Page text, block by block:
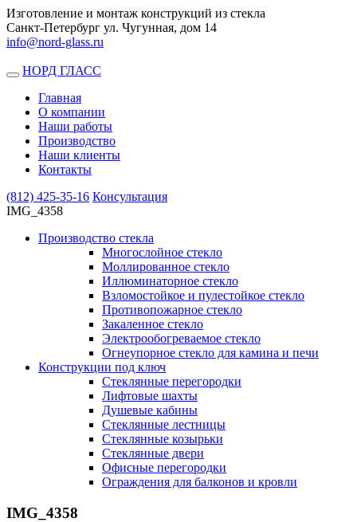
Изготовление и монтаж конструкций из стекла
Санкт-Петербург ул. Чугунная, дом 14
info@nord-glass.ru
Toggle
navigation
НОРД ГЛАСС
Главная
О компании
Наши работы
Производство
Наши клиенты
Контакты
(812) 425-35-16 Консультация
IMG_4358
Производство стекла
Многослойное стекло
Моллированное стекло
Иллюминаторное стекло
Взломостойкое и пулестойкое стекло
Противопожарное стекло
Закаленное стекло
Электрообогреваемое стекло
Огнеупорное стекло для камина и печи
Конструкции под ключ
Стеклянные перегородки
Лифтовые шахты
Душевые кабины
Cтеклянные лестницы
Cтеклянные козырьки
Cтеклянные двери
Офисные перегородки
Ограждения для балконов и кровли
IMG_4358